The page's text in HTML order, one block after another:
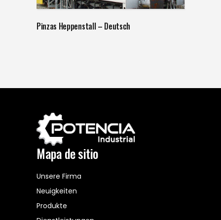
Pinzas Heppenstall – Deutsch
Mapa de sitio
Unsere Firma
Neuigkeiten
Produkte